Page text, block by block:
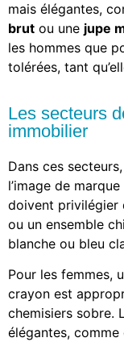
mais élégantes,
brut ou une jupe
les hommes que
tolérées, tant
Les secteurs
immobilier
Dans ces
l’image de
doivent privilégier
ou un ensemble
blanche ou bleu
Pour les femmes,
crayon est
chemisiers sobre.
élégantes,